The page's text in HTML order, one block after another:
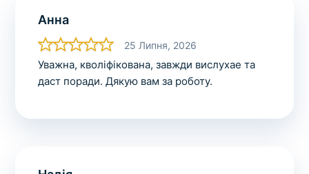
Анна
25 Липня, 2026
Уважна, кволіфікована, завжди вислухае та
даст поради. Дякую вам за роботу.